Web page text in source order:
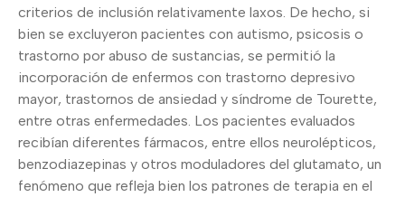
criterios de inclusión relativamente laxos. De hecho, si
bien se excluyeron pacientes con autismo, psicosis o
trastorno por abuso de sustancias, se permitió la
incorporación de enfermos con trastorno depresivo
mayor, trastornos de ansiedad y síndrome de Tourette,
entre otras enfermedades. Los pacientes evaluados
recibían diferentes fármacos, entre ellos neurolépticos,
benzodiazepinas y otros moduladores del glutamato, un
fenómeno que refleja bien los patrones de terapia en el